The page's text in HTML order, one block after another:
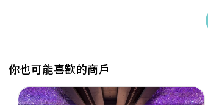
你也可能喜歡的商戶